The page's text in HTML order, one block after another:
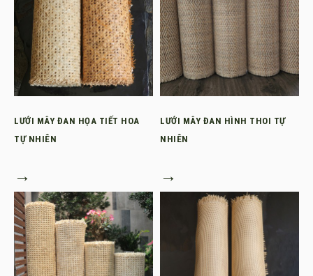
LƯỚI MÂY ĐAN HỌA TIẾT HOA
TỰ NHIÊN
→
LƯỚI MÂY ĐAN HÌNH THOI TỰ
NHIÊN
→